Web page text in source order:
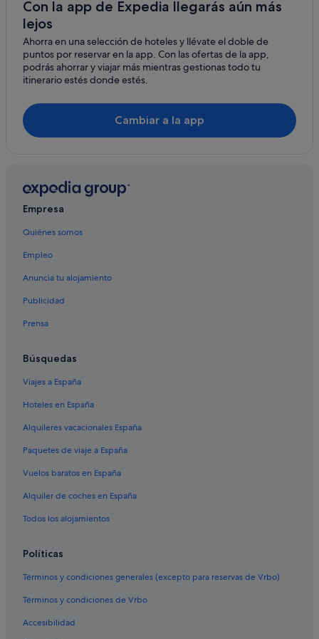
Norroy-Le-Veneur hoteles
Hoteles LGTBQIA en Metz
Hoteles de aventura en Metz
Jouy-Aux-Arches hoteles
Antilly hoteles
Hoteles de lujo en Metz
Con la app de Expedia llegarás aún más
lejos
Ahorra en una selección de hoteles y llévate el doble de
puntos por reservar en la app. Con las ofertas de la app,
podrás ahorrar y viajar más mientras gestionas todo tu
itinerario estés donde estés.
Cambiar a la app
Empresa
Quiénes somos
Empleo
Anuncia tu alojamiento
Publicidad
Prensa
Búsquedas
Viajes a España
Hoteles en España
Alquileres vacacionales España
Paquetes de viaje a España
Vuelos baratos en España
Alquiler de coches en España
Todos los alojamientos
Políticas
Términos y condiciones generales (excepto para reservas de Vrbo)
Términos y condiciones de Vrbo
Accesibilidad